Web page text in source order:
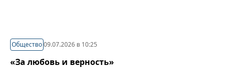
Общество09.07.2026 в 10:25
«За любовь и верность»